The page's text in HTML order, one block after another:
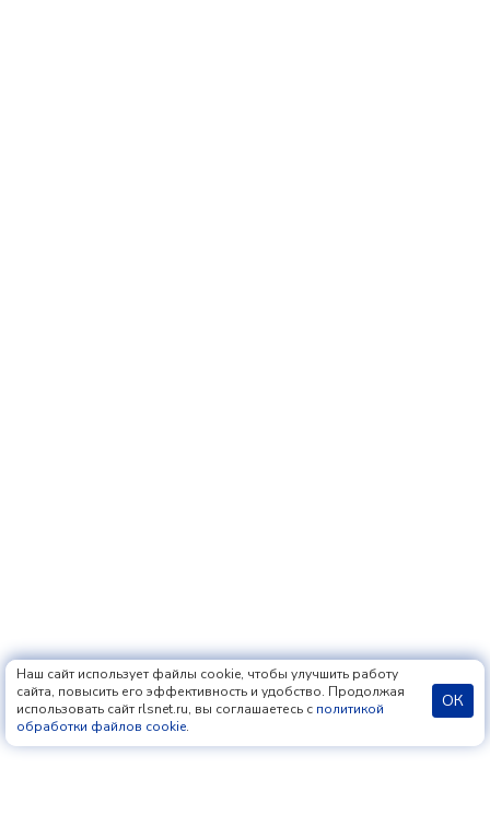
Наш сайт использует файлы cookie, чтобы улучшить работу
сайта, повысить его эффективность и удобство. Продолжая
использовать сайт rlsnet.ru, вы соглашаетесь с политикой
обработки файлов cookie.
ОК